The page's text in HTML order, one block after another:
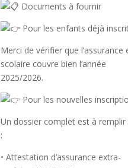
Documents à fournir
Pour les enfants déjà
Merci de vérifier que l’assurance
scolaire couvre bien l’année
2025/2026.
Pour les nouvelles
Un dossier complet est à remplir
:
• Attestation d’assurance extra-